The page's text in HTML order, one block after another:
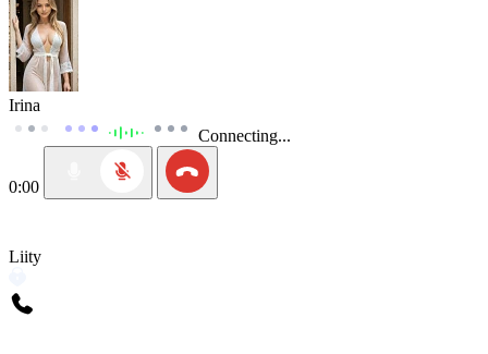
Irina
Connecting...
0:00
Liity